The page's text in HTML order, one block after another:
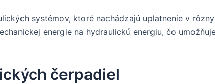
systémov, ktoré nachádzajú uplatnenie v
energie na hydraulickú energiu, čo
čerpadiel